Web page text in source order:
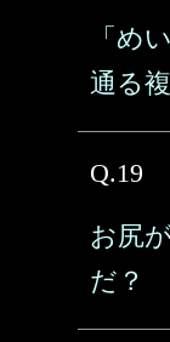
「め
通る
Q.19
お尻
だ？